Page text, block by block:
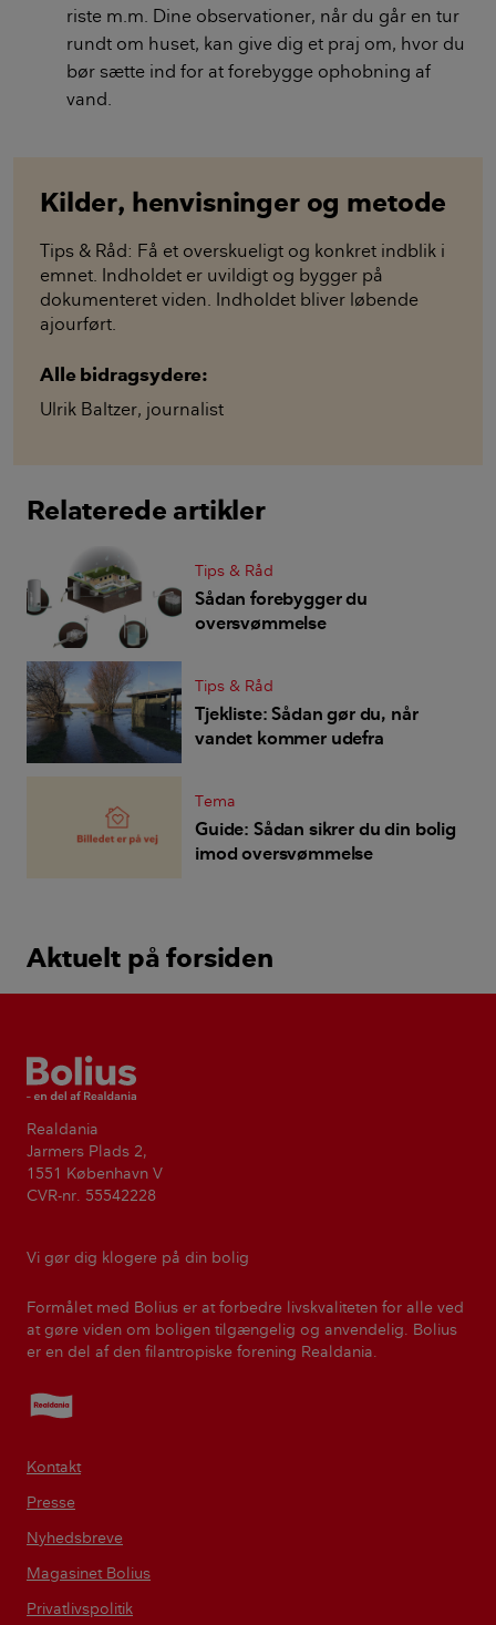
riste m.m. Dine observationer, når du går en tur
rundt om huset, kan give dig et praj om, hvor du
bør sætte ind for at forebygge ophobning af
vand.
Kilder, henvisninger og metode
Tips & Råd: Få et overskueligt og konkret indblik i
emnet. Indholdet er uvildigt og bygger på
dokumenteret viden. Indholdet bliver løbende
ajourført.
Alle bidragsydere:
Ulrik Baltzer, journalist
Relaterede artikler
Tips & Råd
Sådan forebygger du
oversvømmelse
Tips & Råd
Tjekliste: Sådan gør du, når
vandet kommer udefra
Tema
Guide: Sådan sikrer du din bolig
imod oversvømmelse
Aktuelt på forsiden
Bolius
Realdania
Jarmers Plads 2,
1551 København V
CVR-nr. 55542228
Vi gør dig klogere på din bolig
Formålet med Bolius er at forbedre livskvaliteten for alle ved
at gøre viden om boligen tilgængelig og anvendelig. Bolius
er en del af den filantropiske forening Realdania.
Realdania
Kontakt
Presse
Nyhedsbreve
Magasinet Bolius
Privatlivspolitik